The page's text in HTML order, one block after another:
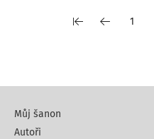
1
Můj šanon
Autoři